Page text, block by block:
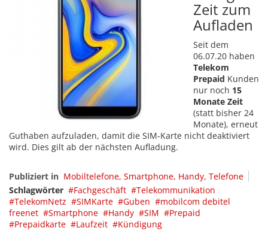
Zeit zum
Aufladen
Seit dem
06.07.20 haben
Telekom
Prepaid Kunden
nur noch 15
Monate Zeit
(statt bisher 24
Monate), erneut
Guthaben aufzuladen, damit die SIM-Karte nicht deaktiviert
wird. Dies gilt ab der nächsten Aufladung.
Publiziert in Mobiltelefone, Smartphone, Handy, Telefone
Schlagwörter
Fachgeschäft
Telekommunikation
TelekomNetz
SIMKarte Guben
mobilcom debitel
freenet
Smartphone Handy SIM
Prepaid
Prepaidkarte
Laufzeit
Kündigung